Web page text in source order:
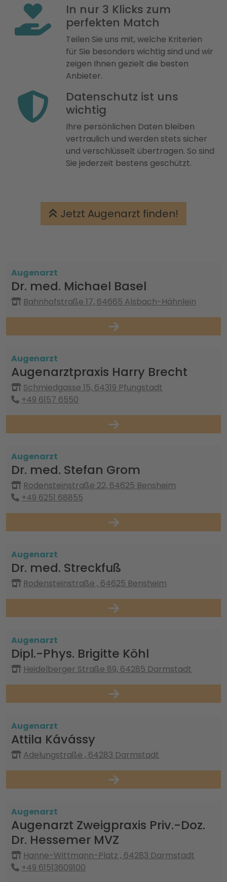
In nur 3 Klicks zum
perfekten Match
Teilen Sie uns mit, welche Kriterien
für Sie besonders wichtig sind und wir
zeigen Ihnen gezielt die besten
Anbieter.
Datenschutz ist uns
wichtig
Ihre persönlichen Daten bleiben
vertraulich und werden stets sicher
und verschlüsselt übertragen. So sind
Sie jederzeit bestens geschützt.
Jetzt Augenarzt finden!
Augenarzt
Dr. med. Michael Basel
Bahnhofstraße 17, 64665 Alsbach-Hähnlein
Augenarzt
Augenarztpraxis Harry Brecht
Schmiedgasse 15, 64319 Pfungstadt
+49 6157 6550
Augenarzt
Dr. med. Stefan Grom
Rodensteinstraße 22, 64625 Bensheim
+49 6251 68855
Augenarzt
Dr. med. Streckfuß
Rodensteinstraße , 64625 Bensheim
Augenarzt
Dipl.-Phys. Brigitte Köhl
Heidelberger Straße 89, 64285 Darmstadt
Augenarzt
Attila Kávássy
Adelungstraße , 64283 Darmstadt
Augenarzt
Augenarzt Zweigpraxis Priv.-Doz.
Dr. Hessemer MVZ
Hanne-Wittmann-Platz , 64283 Darmstadt
+49 61513609100